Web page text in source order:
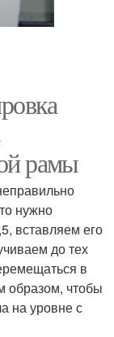
рамы
нужно
вставляем его
до тех
в
образом, чтобы
на уровне с